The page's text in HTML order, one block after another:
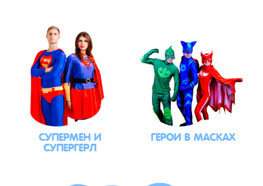
СУПЕРМЕН И
СУПЕРГЕРЛ ГЕРОИ В МАСКАХ